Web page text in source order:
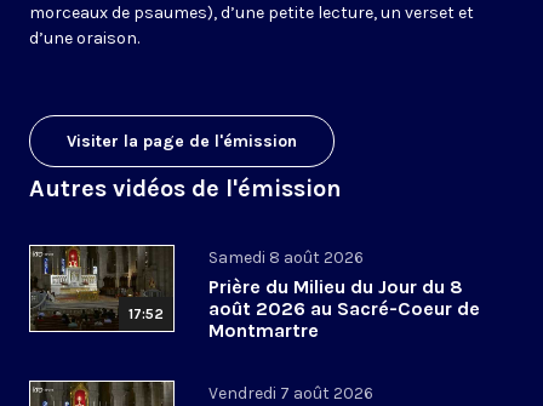
morceaux de psaumes), d’une petite lecture, un verset et
d’une oraison.
Visiter la page de l'émission
Autres vidéos de l'émission
17:52
Samedi 8 août 2026
Prière du Milieu du Jour du 8
août 2026 au Sacré-Coeur de
Montmartre
Vendredi 7 août 2026